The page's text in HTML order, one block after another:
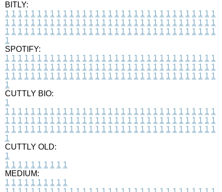
BITLY:
1 1 1 1 1 1 1 1 1 1 1 1 1 1 1 1 1 1 1 1 1 1 1 1 1 1 1 1 1 1 1 1 1
1 1 1 1 1 1 1 1 1 1 1 1 1 1 1 1 1 1 1 1 1 1 1 1 1 1 1 1 1 1 1 1 1
1 1 1 1 1 1 1 1 1 1 1 1 1 1 1 1 1 1 1 1 1 1 1 1 1 1 1 1 1 1 1 1 1
1
SPOTIFY:
1 1 1 1 1 1 1 1 1 1 1 1 1 1 1 1 1 1 1 1 1 1 1 1 1 1 1 1 1 1 1 1 1
1 1 1 1 1 1 1 1 1 1 1 1 1 1 1 1 1 1 1 1 1 1 1 1 1 1 1 1 1 1 1 1 1
1 1 1 1 1 1 1 1 1 1 1 1 1 1 1 1 1 1 1 1 1 1 1 1 1 1 1 1 1 1 1 1 1
1
CUTTLY BIO:
1
1 1 1 1 1 1 1 1 1 1 1 1 1 1 1 1 1 1 1 1 1 1 1 1 1 1 1 1 1 1 1 1 1
1 1 1 1 1 1 1 1 1 1 1 1 1 1 1 1 1 1 1 1 1 1 1 1 1 1 1 1 1 1 1 1 1
1 1 1 1 1 1 1 1 1 1 1 1 1 1 1 1 1 1 1 1 1 1 1 1 1 1 1 1 1 1 1 1 1
1
CUTTLY OLD:
1
1 1 1 1 1 1 1 1 1 1
MEDIUM:
1 1 1 1 1 1 1 1 1 1